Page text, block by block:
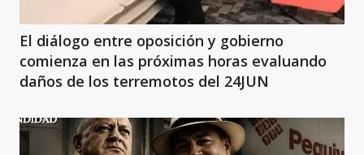
El diálogo entre oposición y gobierno
comienza en las próximas horas evaluando
daños de los terremotos del 24JUN